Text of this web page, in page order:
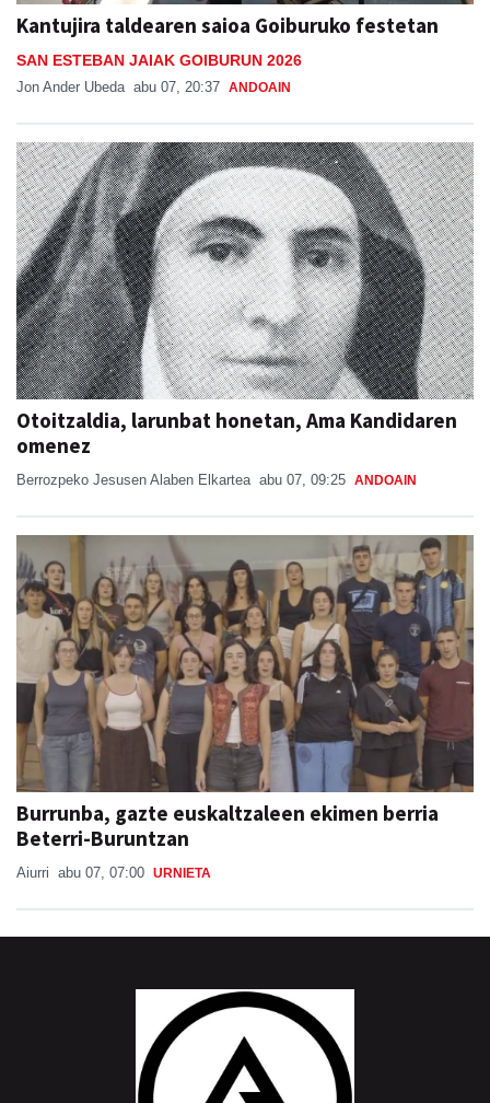
Jon Ander Ubeda
Otoitzaldia, larunbat honetan, Ama Kandidaren
omenez
Berrozpeko Jesusen Alaben Elkartea abu 07, 09:25 ANDOAIN
Burrunba, gazte euskaltzaleen ekimen berria
Beterri-Buruntzan
Aiurri abu 07, 07:00 URNIETA